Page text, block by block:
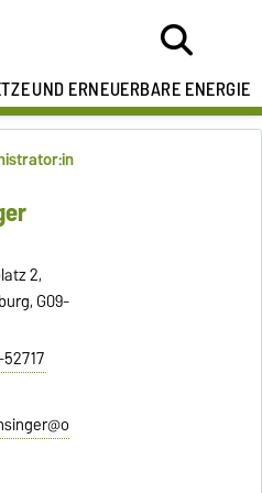
UND ERNEUERBARE ENERGIE
2,
G09-
52717